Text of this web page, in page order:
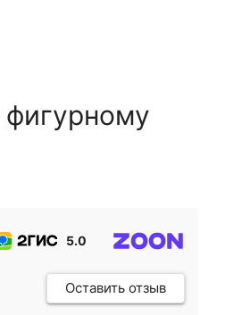
5.0
Оставить отзыв